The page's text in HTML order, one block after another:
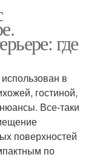
где
в
гостиной,
Все-таки
поверхностей
по